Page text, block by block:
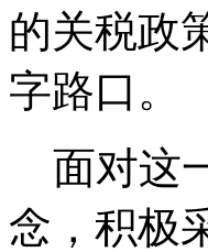
的关税政
字路口。
面对这
念，积极